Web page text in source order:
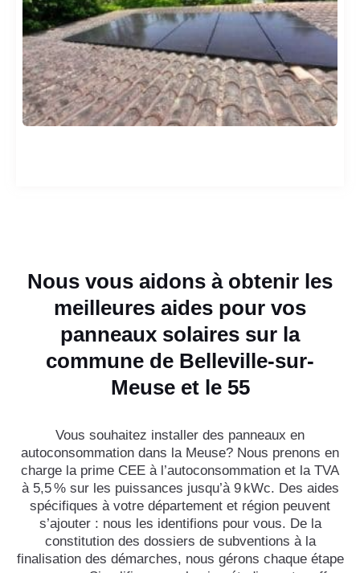
Nous vous aidons à obtenir les
meilleures aides pour vos
panneaux solaires sur la
commune de Belleville-sur-
Meuse et le 55
Vous souhaitez installer des panneaux en
autoconsommation dans la Meuse? Nous prenons en
charge la prime CEE à l’autoconsommation et la TVA
à 5,5 % sur les puissances jusqu’à 9 kWc. Des aides
spécifiques à votre département et région peuvent
s’ajouter : nous les identifions pour vous. De la
constitution des dossiers de subventions à la
finalisation des démarches, nous gérons chaque étape